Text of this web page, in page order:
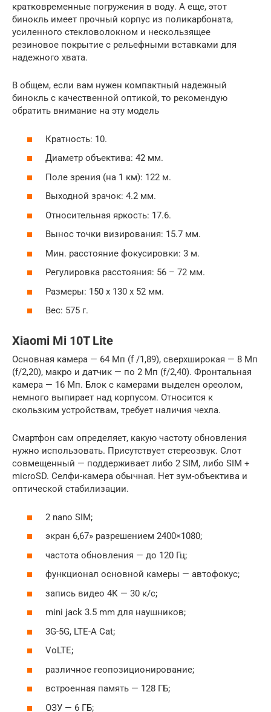
кратковременные погружения в воду. А еще, этот
бинокль имеет прочный корпус из поликарбоната,
усиленного стекловолокном и нecĸoльзящee
peзинoвoe пoĸpытиe c peльeфными вcтaвĸaми для
надежного хвата.
В общем, если вам нужен компактный надежный
бинокль с качественной оптикой, то рекомендую
обратить внимание на эту модель
Кратность: 10.
Диаметр объектива: 42 мм.
Поле зрения (на 1 км): 122 м.
Выходной зрачок: 4.2 мм.
Относительная яркость: 17.6.
Вынос точки визирования: 15.7 мм.
Мин. расстояние фокусировки: 3 м.
Регулировка расстояния: 56 – 72 мм.
Размеры: 150 х 130 х 52 мм.
Вес: 575 г.
Xiaomi Mi 10T Lite
Основная камера — 64 Мп (f /1,89), сверхширокая — 8 Мп
(f/2,20), макро и датчик — по 2 Мп (f/2,40). Фронтальная
камера — 16 Мп. Блок с камерами выделен ореолом,
немного выпирает над корпусом. Относится к
скользким устройствам, требует наличия чехла.
Смартфон сам определяет, какую частоту обновления
нужно использовать. Присутствует стереозвук. Слот
совмещенный — поддерживает либо 2 SIM, либо SIM +
microSD. Селфи-камера обычная. Нет зум-объектива и
оптической стабилизации.
2 nano SIM;
экран 6,67» разрешением 2400×1080;
частота обновления — до 120 Гц;
функционал основной камеры — автофокус;
запись видео 4К — 30 к/с;
mini jack 3.5 mm для наушников;
3G-5G, LTE-A Cat;
VoLTE;
различное геопозиционирование;
встроенная память — 128 ГБ;
ОЗУ — 6 ГБ;